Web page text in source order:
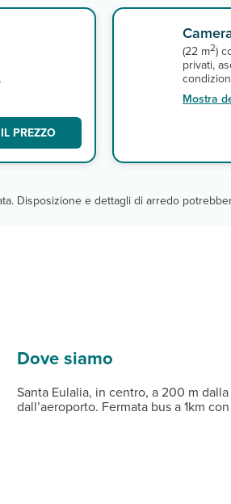
PREZZO
(22 m2)
privati,
minifrigo
Mostra
Disposizione e dettagli di arredo
Dove siamo
Santa Eulalia, in centro, a 200 m
dall’aeroporto. Fermata bus a 1km
e lettini a pagamento (teli mare
un bar. I clienti con la mezza
e connessione wi-fi gratuita anche
motirzzati e non.